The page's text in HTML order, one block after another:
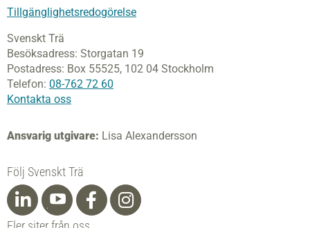
Tillgänglighetsredogörelse
Svenskt Trä
Besöksadress: Storgatan 19
Postadress: Box 55525, 102 04 Stockholm
Telefon: 08-762 72 60
Kontakta oss
Ansvarig utgivare: Lisa Alexandersson
Följ Svenskt Trä